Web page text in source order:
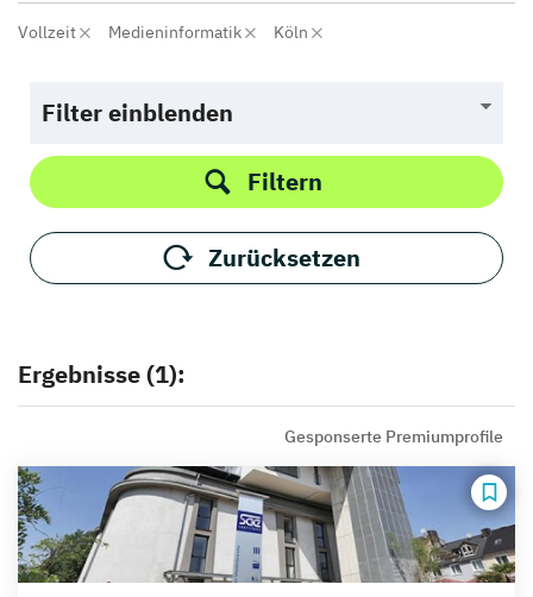
Vollzeit Medieninformatik Köln
Filter einblenden
Filtern
Zurücksetzen
Ergebnisse (1):
Gesponserte Premiumprofile